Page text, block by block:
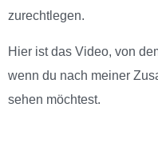
zurechtlegen.
Hier ist das Video, von
wenn du nach meiner
sehen möchtest.